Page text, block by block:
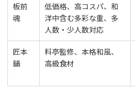
板前
魂
低価格、高コスパ、和
洋中含む多彩な重、多
人数・少人数対応
匠本
舗
料亭監修、本格和風、
高級食材